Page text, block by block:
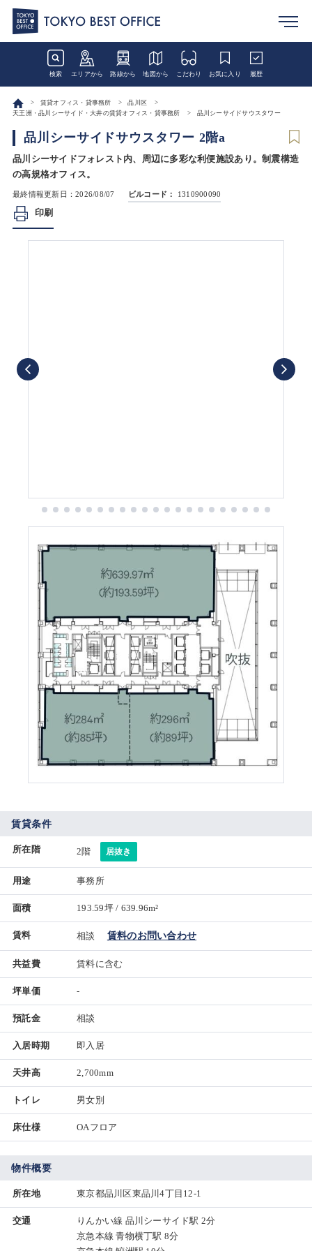
検索 エリアから 路線から 地図から こだわり お気に入り 履歴
賃貸オフィス・貸事務所
品川区
天王洲・品川シーサイド・大井の賃貸オフィス・貸事務所
品川シーサイドサウスタワー
品川シーサイドサウスタワー 2階a
品川シーサイドフォレスト内、周辺に多彩な利便施設あり。制震構造
の高規格オフィス。
最終情報更新日：2026/08/07 ビルコード： 1310900090
印刷
賃貸条件
所在階 2階 居抜き
用途 事務所
面積 193.59坪 / 639.96m²
賃料 相談 賃料のお問い合わせ
共益費 賃料に含む
坪単価 -
預託金 相談
入居時期 即入居
天井高 2,700mm
トイレ 男女別
床仕様 OAフロア
物件概要
所在地 東京都品川区東品川4丁目12-1
交通
りんかい線 品川シーサイド駅 2分
京急本線 青物横丁駅 8分